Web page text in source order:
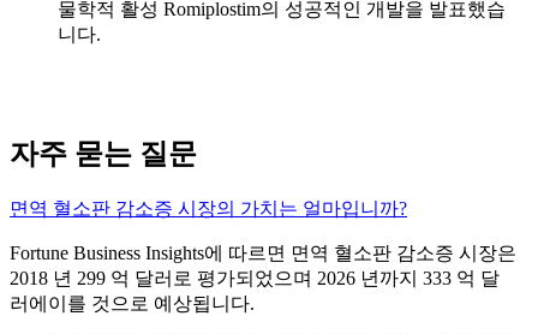
물학적 활성 Romiplostim의 성공적인 개발을 발표했습
니다.
자주 묻는 질문
면역 혈소판 감소증 시장의 가치는 얼마입니까?
Fortune Business Insights에 따르면 면역 혈소판 감소증 시장은
2018 년 299 억 달러로 평가되었으며 2026 년까지 333 억 달
러에이를 것으로 예상됩니다.